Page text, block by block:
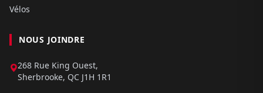
Vélos
NOUS JOINDRE
268 Rue King Ouest,
Sherbrooke, QC J1H 1R1